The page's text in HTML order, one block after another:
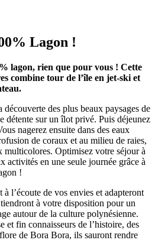
Lagon !
lagon, rien que pour vous ! Cette
combine tour de l’île en jet-ski et
des plus beaux paysages de
détente sur un îlot privé. Puis déjeunez
nagerez ensuite dans des eaux
de coraux et au milieu de raies,
multicolores. Optimisez votre séjour à
activités en une seule journée grâce à
!
l’écoute de vos envies et adapteront
à votre disposition pour un
autour de la culture polynésienne.
et fin connaisseurs de l’histoire, des
de Bora Bora, ils sauront rendre